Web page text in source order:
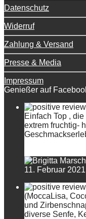
Datenschutz
Widerruf
Zahlung & Versand
Presse & Media
Impressum
Genießer auf
Einfach Top ,
extrem fruchtig-
11. Februar 2021
(MoccaLisa,
und
diverse Senfe,